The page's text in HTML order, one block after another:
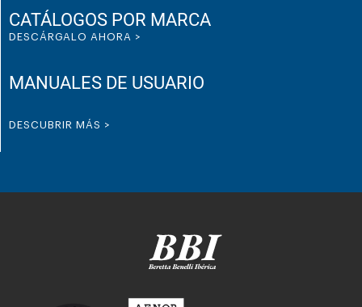
CATÁLOGOS POR MARCA
DESCÁRGALO AHORA >
MANUALES DE USUARIO
DESCUBRIR MÁS >